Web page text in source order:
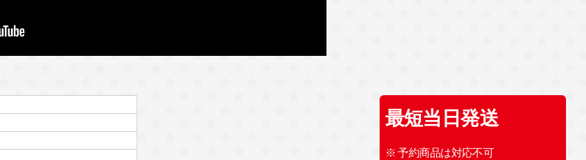
最短当日発送
※ 予約商品は対応不可